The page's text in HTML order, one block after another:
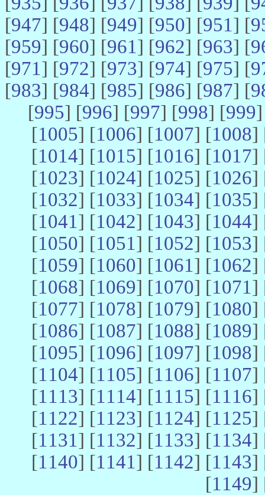
[947] [948] [949] [950] [951] [
[959] [960] [961] [962] [963] [
[971] [972] [973] [974] [975] [
[983] [984] [985] [986] [987] [
[995] [996] [997] [998] [999
[1005] [1006] [1007] [1008]
[1014] [1015] [1016] [1017]
[1023] [1024] [1025] [1026]
[1032] [1033] [1034] [1035]
[1041] [1042] [1043] [1044]
[1050] [1051] [1052] [1053]
[1059] [1060] [1061] [1062]
[1068] [1069] [1070] [1071]
[1077] [1078] [1079] [1080]
[1086] [1087] [1088] [1089]
[1095] [1096] [1097] [1098]
[1104] [1105] [1106] [1107]
[1113] [1114] [1115] [1116]
[1122] [1123] [1124] [1125]
[1131] [1132] [1133] [1134]
[1140] [1141] [1142] [1143]
[1149]